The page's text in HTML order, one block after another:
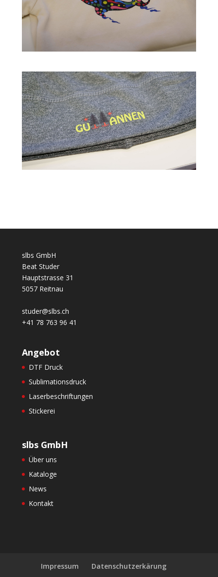
slbs GmbH
Beat Studer
Hauptstrasse 31
5057 Reitnau
studer@slbs.ch
+41 78 763 96 41
Angebot
DTF Druck
Sublimationsdruck
Laserbeschriftungen
Stickerei
slbs GmbH
Über uns
Kataloge
News
Kontakt
Impressum Datenschutzerkärung